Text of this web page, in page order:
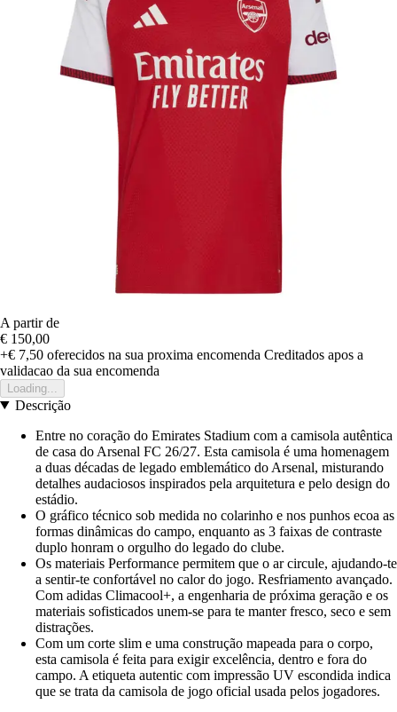
A partir de
€ 150,00
+€ 7,50 oferecidos na sua proxima encomenda Creditados apos a
validacao da sua encomenda
Loading...
Descrição
Entre no coração do Emirates Stadium com a camisola autêntica
de casa do Arsenal FC 26/27. Esta camisola é uma homenagem
a duas décadas de legado emblemático do Arsenal, misturando
detalhes audaciosos inspirados pela arquitetura e pelo design do
estádio.
O gráfico técnico sob medida no colarinho e nos punhos ecoa as
formas dinâmicas do campo, enquanto as 3 faixas de contraste
duplo honram o orgulho do legado do clube.
Os materiais Performance permitem que o ar circule, ajudando-te
a sentir-te confortável no calor do jogo. Resfriamento avançado.
Com adidas Climacool+, a engenharia de próxima geração e os
materiais sofisticados unem-se para te manter fresco, seco e sem
distrações.
Com um corte slim e uma construção mapeada para o corpo,
esta camisola é feita para exigir excelência, dentro e fora do
campo. A etiqueta autentic com impressão UV escondida indica
que se trata da camisola de jogo oficial usada pelos jogadores.